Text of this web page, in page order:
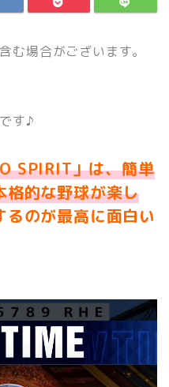
む場合がございます。
す♪
SPIRIT」は、簡単
格的な野球が楽し
のが最高に面白い